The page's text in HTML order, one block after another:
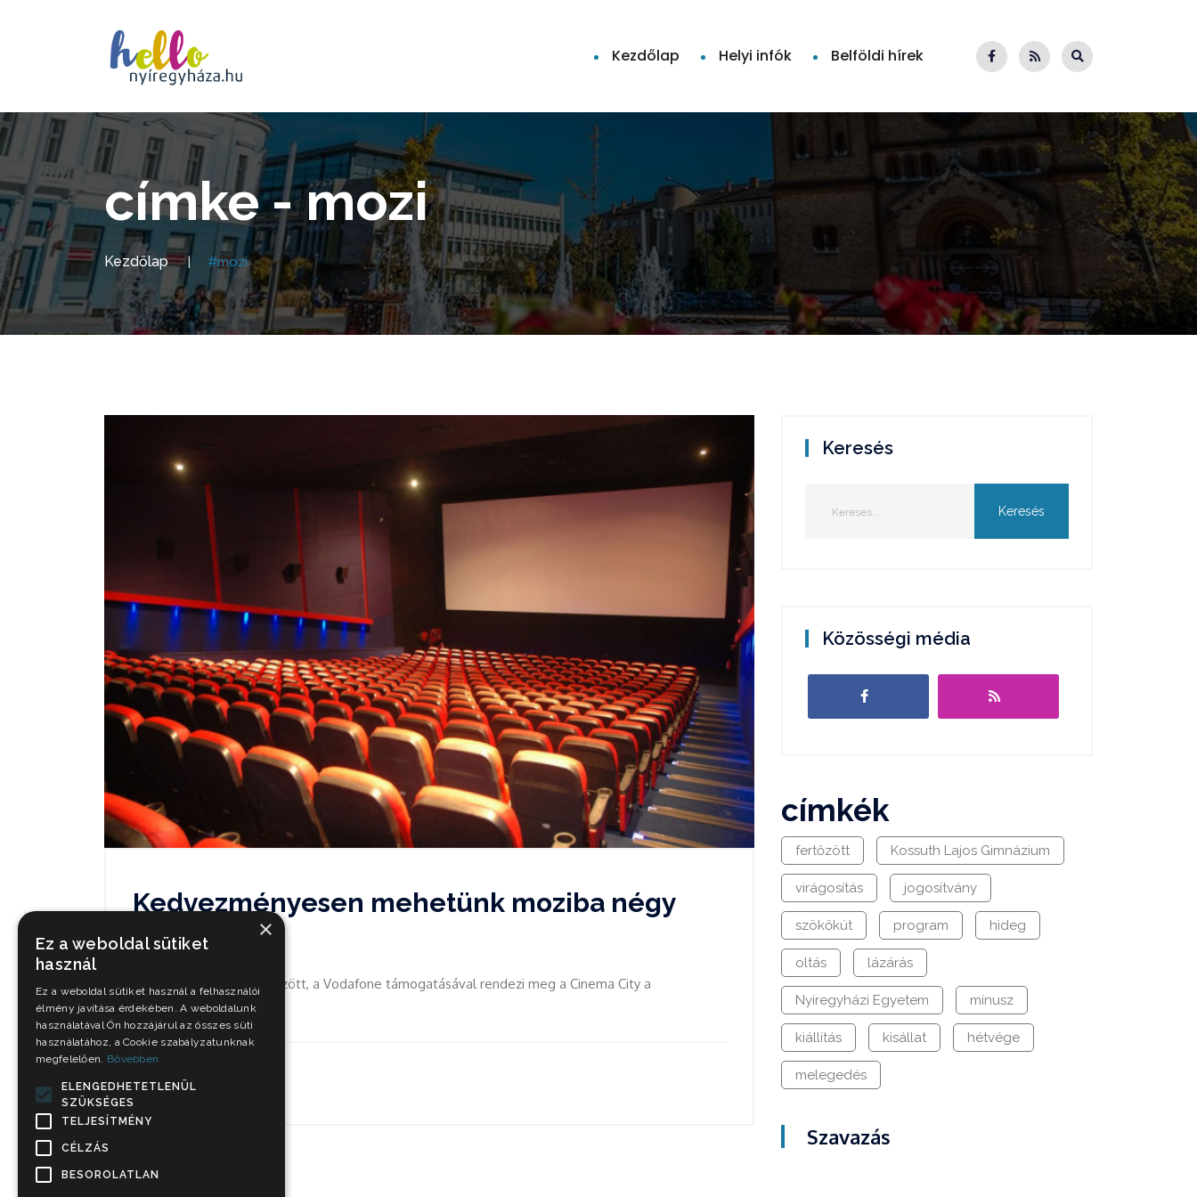
Kezdőlap Helyi infók Belföldi hírek
címke - mozi
Kezdőlap #mozi
Kedvezményesen mehetünk moziba négy
napig
Idén november 3 – 6. között, a Vodafone támogatásával rendezi meg a Cinema City a
Filmünnepet.
Nov 2, 2022
Keresés
Közösségi média
címkék
fertőzött Kossuth Lajos Gimnázium
virágosítás jogosítvány
szökőkút program hideg
oltás lázárás
Nyíregyházi Egyetem mínusz
kiállítás kisállat hétvége
melegedés
Szavazás
×
Ez a weboldal sütiket
használ
Ez a weboldal sütiket használ a felhasználói
élmény javítása érdekében. A weboldalunk
használatával Ön hozzájárul az összes süti
használatához, a Cookie szabályzatunknak
megfelelően. Bővebben
ELENGEDHETETLENÜL
SZÜKSÉGES
TELJESÍTMÉNY
CÉLZÁS
BESOROLATLAN